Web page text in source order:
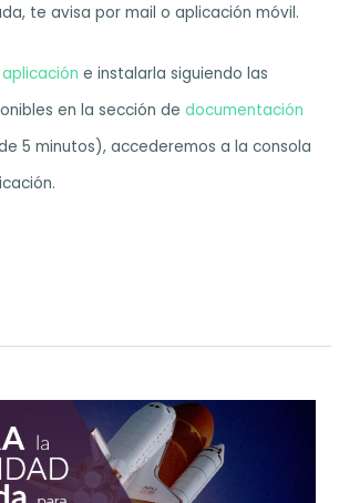
te avisa por mail o aplicación móvil.
e instalarla siguiendo las
en la sección dedocumentación
5 minutos), accederemos a la consola